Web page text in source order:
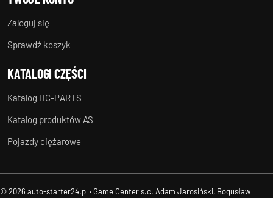
Zaloguj się
Sprawdź koszyk
KATALOGI CZĘŚCI
Katalog HC-PARTS
Katalog produktów AS
Pojazdy ciężarowe
© 2026 auto-starter24.pl · Game Center s.c. Adam Jarosiński, Bogusław